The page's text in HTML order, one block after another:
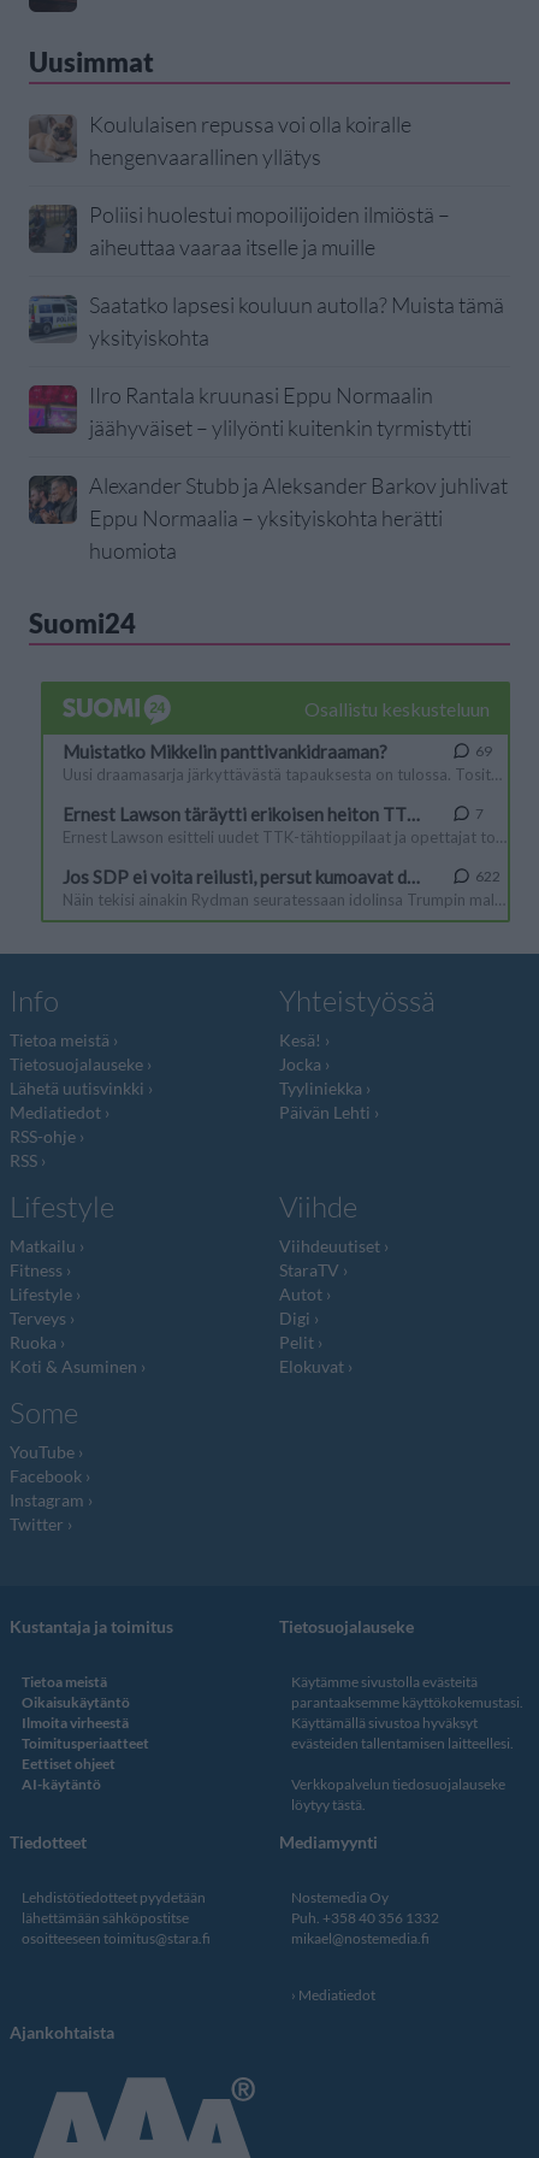
Uusimmat
Koululaisen repussa voi olla koiralle
hengenvaarallinen yllätys
Poliisi huolestui mopoilijoiden ilmiöstä –
aiheuttaa vaaraa itselle ja muille
Saatatko lapsesi kouluun autolla? Muista tämä
yksityiskohta
IIro Rantala kruunasi Eppu Normaalin
jäähyväiset – ylilyönti kuitenkin tyrmistytti
Alexander Stubb ja Aleksander Barkov juhlivat
Eppu Normaalia – yksityiskohta herätti
huomiota
Suomi24
Info
Tietoa meistä
Tietosuojalauseke
Lähetä uutisvinkki
Mediatiedot
RSS-ohje
RSS
Yhteistyössä
Kesä!
Jocka
Tyyliniekka
Päivän Lehti
Lifestyle
Matkailu
Fitness
Lifestyle
Terveys
Ruoka
Koti & Asuminen
Viihde
Viihdeuutiset
StaraTV
Autot
Digi
Pelit
Elokuvat
Some
YouTube
Facebook
Instagram
Twitter
Kustantaja ja toimitus
Tietoa meistä
Oikaisukäytäntö
Ilmoita virheestä
Toimitusperiaatteet
Eettiset ohjeet
AI-käytäntö
Tietosuojalauseke
Käytämme sivustolla evästeitä
parantaaksemme käyttökokemustasi.
Käyttämällä sivustoa hyväksyt
evästeiden tallentamisen laitteellesi.
Verkkopalvelun tiedosuojalauseke
löytyy tästä.
Tiedotteet
Lehdistötiedotteet pyydetään
lähettämään sähköpostitse
osoitteeseen toimitus@stara.fi
Mediamyynti
Nostemedia Oy
Puh. +358 40 356 1332
mikael@nostemedia.fi
Mediatiedot
Ajankohtaista